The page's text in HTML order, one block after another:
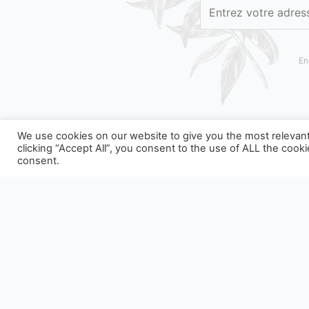
We use cookies on our website to give you the most
clicking “Accept All”, you consent to the use of ALL the
consent.